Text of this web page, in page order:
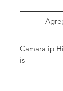
Camara ip
is